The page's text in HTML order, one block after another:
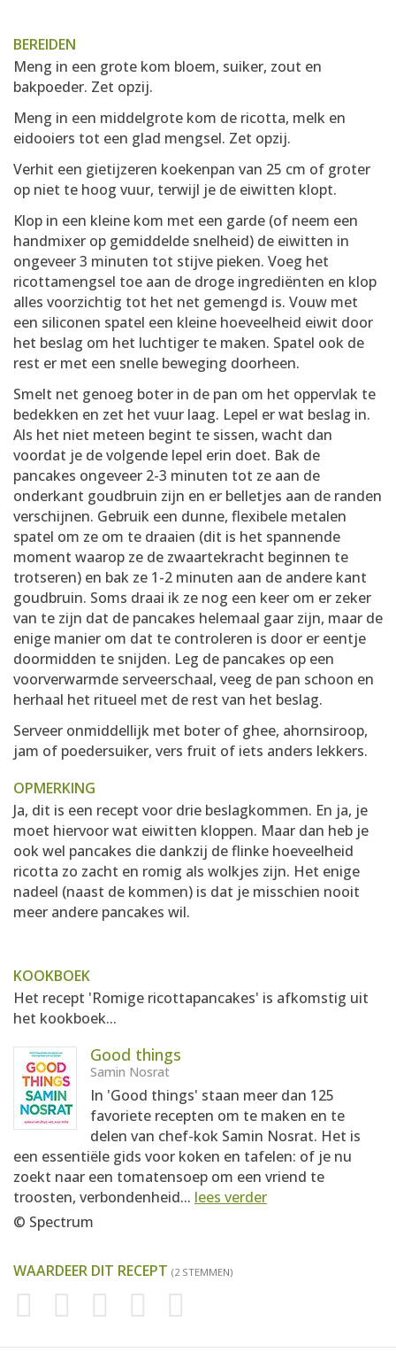
BEREIDEN
Meng in een grote kom bloem, suiker, zout en
bakpoeder. Zet opzij.
Meng in een middelgrote kom de ricotta, melk en
eidooiers tot een glad mengsel. Zet opzij.
Verhit een gietijzeren koekenpan van 25 cm of groter
op niet te hoog vuur, terwijl je de eiwitten klopt.
Klop in een kleine kom met een garde (of neem een
handmixer op gemiddelde snelheid) de eiwitten in
ongeveer 3 minuten tot stijve pieken. Voeg het
ricottamengsel toe aan de droge ingrediënten en klop
alles voorzichtig tot het net gemengd is. Vouw met
een siliconen spatel een kleine hoeveelheid eiwit door
het beslag om het luchtiger te maken. Spatel ook de
rest er met een snelle beweging doorheen.
Smelt net genoeg boter in de pan om het oppervlak te
bedekken en zet het vuur laag. Lepel er wat beslag in.
Als het niet meteen begint te sissen, wacht dan
voordat je de volgende lepel erin doet. Bak de
pancakes ongeveer 2-3 minuten tot ze aan de
onderkant goudbruin zijn en er belletjes aan de randen
verschijnen. Gebruik een dunne, flexibele metalen
spatel om ze om te draaien (dit is het spannende
moment waarop ze de zwaartekracht beginnen te
trotseren) en bak ze 1-2 minuten aan de andere kant
goudbruin. Soms draai ik ze nog een keer om er zeker
van te zijn dat de pancakes helemaal gaar zijn, maar de
enige manier om dat te controleren is door er eentje
doormidden te snijden. Leg de pancakes op een
voorverwarmde serveerschaal, veeg de pan schoon en
herhaal het ritueel met de rest van het beslag.
Serveer onmiddellijk met boter of ghee, ahornsiroop,
jam of poedersuiker, vers fruit of iets anders lekkers.
OPMERKING
Ja, dit is een recept voor drie beslagkommen. En ja, je
moet hiervoor wat eiwitten kloppen. Maar dan heb je
ook wel pancakes die dankzij de flinke hoeveelheid
ricotta zo zacht en romig als wolkjes zijn. Het enige
nadeel (naast de kommen) is dat je misschien nooit
meer andere pancakes wil.
KOOKBOEK
Het recept 'Romige ricottapancakes' is afkomstig uit
het kookboek...
Good things
Samin Nosrat
In 'Good things' staan meer dan 125
favoriete recepten om te maken en te
delen van chef-kok Samin Nosrat. Het is
een essentiële gids voor koken en tafelen: of je nu
zoekt naar een tomatensoep om een vriend te
troosten, verbondenheid... lees verder
© Spectrum
WAARDEER DIT RECEPT (2 STEMMEN)